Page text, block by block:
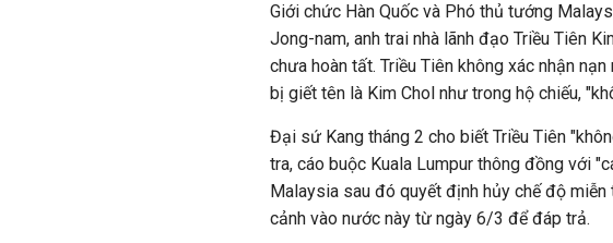
Giới chức Hàn Quốc và Phó thủ tướng
Jong-nam, anh trai nhà lãnh đạo Triều Tiên
chưa hoàn tất. Triều Tiên không xác nhận
bị giết tên là Kim Chol như trong hộ chiếu,
Đại sứ Kang tháng 2 cho biết Triều Tiên
tra, cáo buộc Kuala Lumpur thông đồng với
Malaysia sau đó quyết định hủy chế độ
cảnh vào nước này từ ngày 6/3 để đáp trả.